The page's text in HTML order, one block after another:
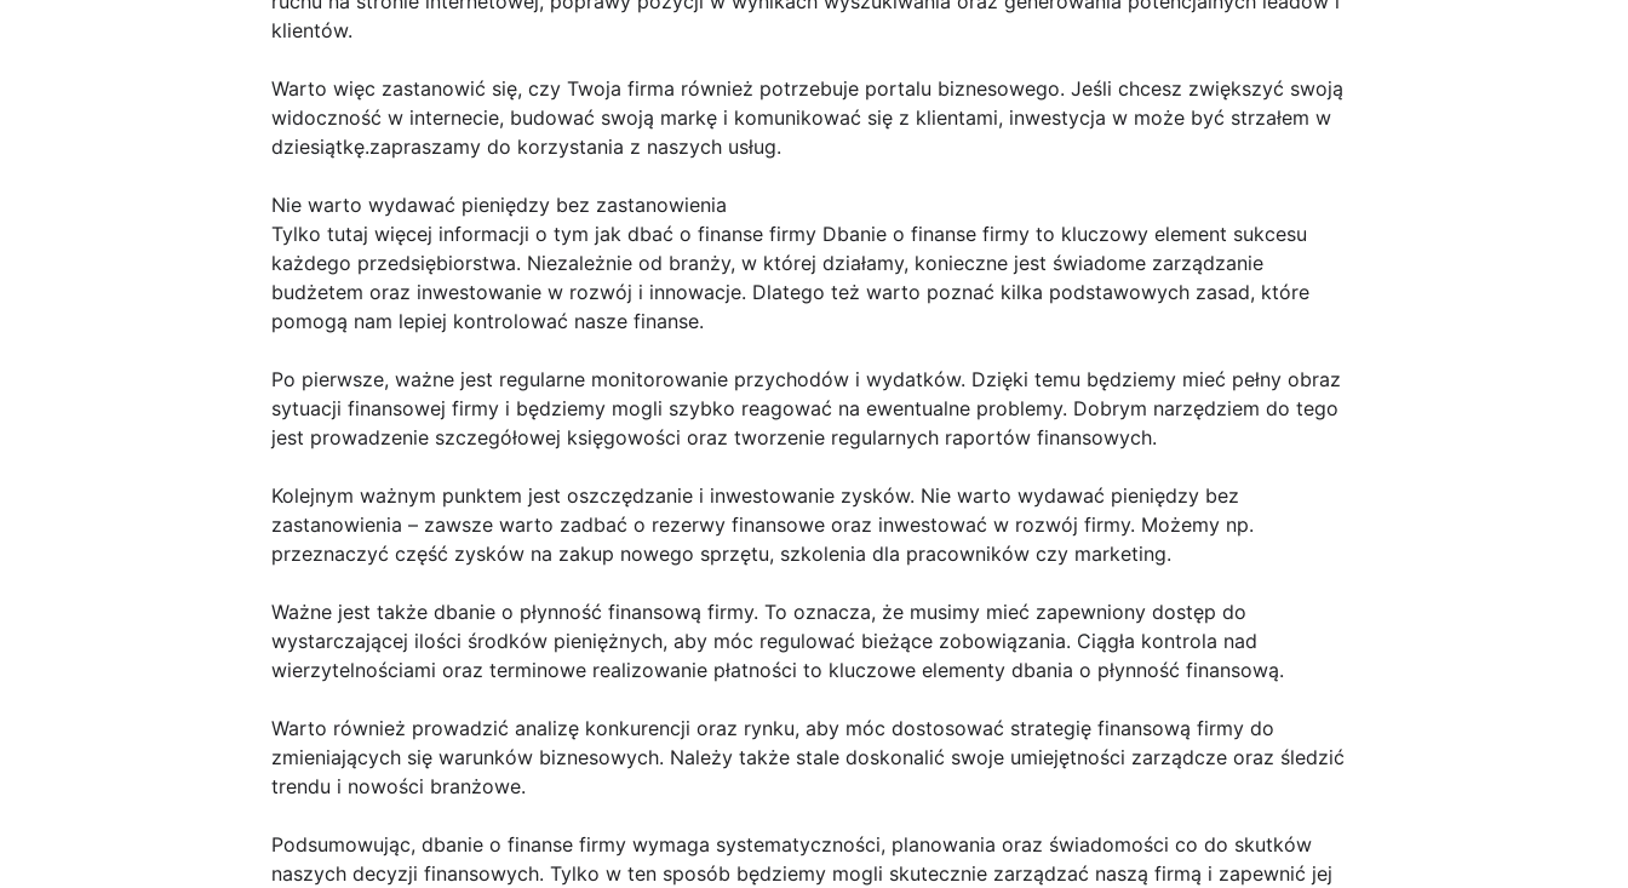
klientów.
Warto więc zastanowić się, czy Twoja firma również potrzebuje portalu biznesowego. Jeśli chcesz zwiększyć swoją
widoczność w internecie, budować swoją markę i komunikować się z klientami, inwestycja w może być strzałem w
dziesiątkę.zapraszamy do korzystania z naszych usług.
Nie warto wydawać pieniędzy bez zastanowienia
Tylko tutaj więcej informacji o tym jak dbać o finanse firmy Dbanie o finanse firmy to kluczowy element sukcesu
każdego przedsiębiorstwa. Niezależnie od branży, w której działamy, konieczne jest świadome zarządzanie
budżetem oraz inwestowanie w rozwój i innowacje. Dlatego też warto poznać kilka podstawowych zasad, które
pomogą nam lepiej kontrolować nasze finanse.
Po pierwsze, ważne jest regularne monitorowanie przychodów i wydatków. Dzięki temu będziemy mieć pełny obraz
sytuacji finansowej firmy i będziemy mogli szybko reagować na ewentualne problemy. Dobrym narzędziem do tego
jest prowadzenie szczegółowej księgowości oraz tworzenie regularnych raportów finansowych.
Kolejnym ważnym punktem jest oszczędzanie i inwestowanie zysków. Nie warto wydawać pieniędzy bez
zastanowienia – zawsze warto zadbać o rezerwy finansowe oraz inwestować w rozwój firmy. Możemy np.
przeznaczyć część zysków na zakup nowego sprzętu, szkolenia dla pracowników czy marketing.
Ważne jest także dbanie o płynność finansową firmy. To oznacza, że musimy mieć zapewniony dostęp do
wystarczającej ilości środków pieniężnych, aby móc regulować bieżące zobowiązania. Ciągła kontrola nad
wierzytelnościami oraz terminowe realizowanie płatności to kluczowe elementy dbania o płynność finansową.
Warto również prowadzić analizę konkurencji oraz rynku, aby móc dostosować strategię finansową firmy do
zmieniających się warunków biznesowych. Należy także stale doskonalić swoje umiejętności zarządcze oraz śledzić
trendu i nowości branżowe.
Podsumowując, dbanie o finanse firmy wymaga systematyczności, planowania oraz świadomości co do skutków
naszych decyzji finansowych. Tylko w ten sposób będziemy mogli skutecznie zarządzać naszą firmą i zapewnić jej